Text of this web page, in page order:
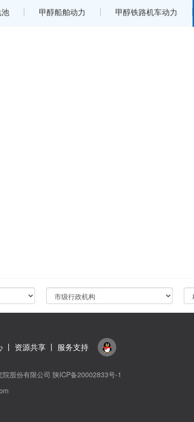
甲醇船舶动力 甲醇铁路机车动力
丨 资源共享 丨 服务支持
股份有限公司 陕ICP备20002833号-1